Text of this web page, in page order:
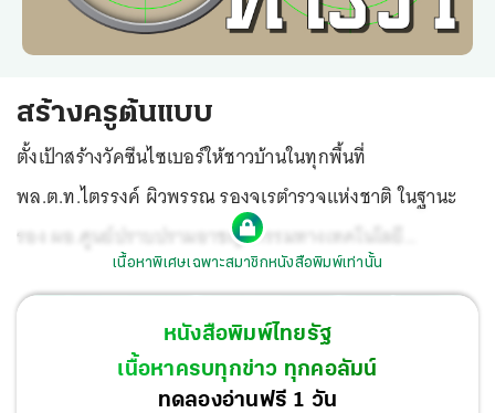
สร้างครูต้นแบบ
ตั้งเป้าสร้างวัคซีนไซเบอร์ให้ชาวบ้านในทุกพื้นที่
พล.ต.ท.ไตรรงค์ ผิวพรรณ รองจเรตำรวจแห่งชาติ ในฐานะ
รอง ผอ.ศูนย์ปราบปรามอาชญากรรมทางเทคโนโลยี
สารสนเทศ ตร.เปิดสัมมนา “ครูต้นแบบ” ในการป้องกัน
อาชญากรรมทางเทคโนโลยีแบบบูรณาการ รุ่นที่ 1
เนื้อหาพิเศษเฉพาะสมาชิกหนังสือพิมพ์เท่านั้น
หนังสือพิมพ์ไทยรัฐ
เนื้อหาครบทุกข่าว ทุกคอลัมน์
ทดลองอ่านฟรี 1 วัน